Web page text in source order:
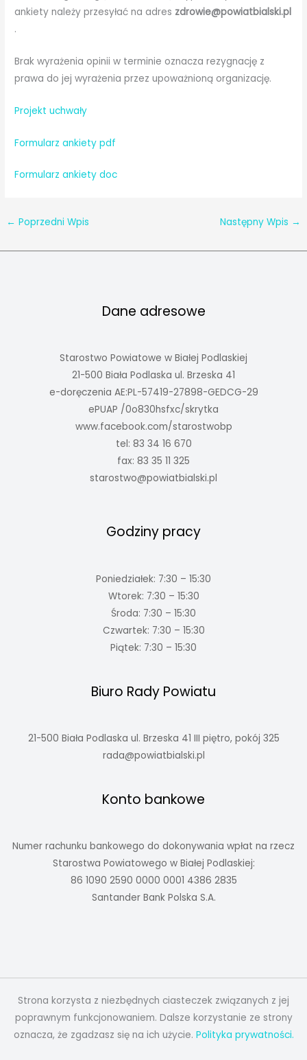
ankiety należy przesyłać na adres zdrowie@powiatbialski.pl
.
Brak wyrażenia opinii w terminie oznacza rezygnację z
prawa do jej wyrażenia przez upoważnioną organizację.
Projekt uchwały
Formularz ankiety pdf
Formularz ankiety doc
← Poprzedni Wpis Następny Wpis →
Dane adresowe
Starostwo Powiatowe w Białej Podlaskiej
21-500 Biała Podlaska ul. Brzeska 41
e-doręczenia AE:PL-57419-27898-GEDCG-29
ePUAP /0o830hsfxc/skrytka
www.facebook.com/starostwobp
tel: 83 34 16 670
fax: 83 35 11 325
starostwo@powiatbialski.pl
Godziny pracy
Poniedziałek: 7:30 – 15:30
Wtorek: 7:30 – 15:30
Środa: 7:30 – 15:30
Czwartek: 7:30 – 15:30
Piątek: 7:30 – 15:30
Biuro Rady Powiatu
21-500 Biała Podlaska ul. Brzeska 41 III piętro, pokój 325
rada@powiatbialski.pl
Konto bankowe
Numer rachunku bankowego do dokonywania wpłat na rzecz
Starostwa Powiatowego w Białej Podlaskiej:
86 1090 2590 0000 0001 4386 2835
Santander Bank Polska S.A.
Strona korzysta z niezbędnych ciasteczek związanych z jej
poprawnym funkcjonowaniem. Dalsze korzystanie ze strony
oznacza, że zgadzasz się na ich użycie. Polityka prywatności.